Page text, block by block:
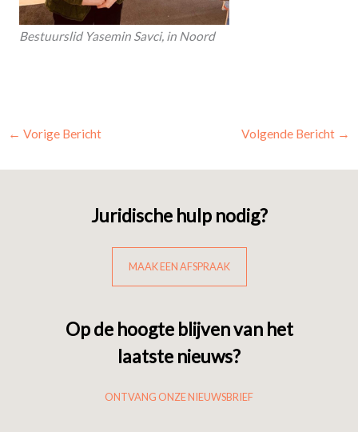
Bestuurslid Yasemin Savci, in Noord
← Vorige Bericht Volgende Bericht →
Juridische hulp nodig?
MAAK EEN AFSPRAAK
Op de hoogte blijven van het
laatste nieuws?
ONTVANG ONZE NIEUWSBRIEF